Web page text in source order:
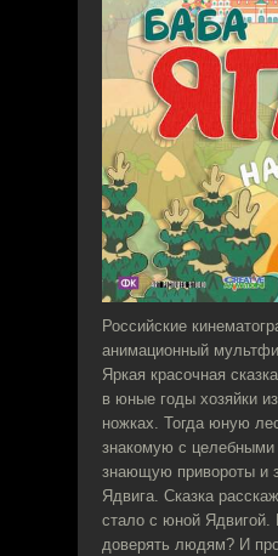
Российские
анимационный
Яркая красочная
в юные годы хозяйки
ножках. Тогда юную
знакомую с целебными
знающую привороты и
Ядвига. Сказка
стало с юной Ядвигой.
доверять людям? И